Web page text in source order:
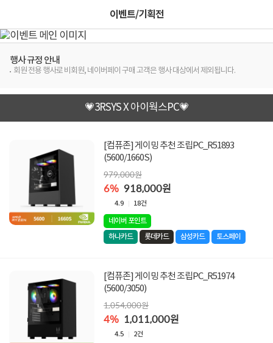
이벤트/기획전
행사 규정 안내
회원 전용 행사로 비회원, 네이버페이 구매 고객은 행사 대상에서 제외됩니다.
💗3RSYS X 아이웍스PC💗
[컴퓨존] 게이밍 추천 조립PC_R51893
(5600/1660S)
979,000원
6% 918,000원
4.9 18건
네이버 포인트
하나카드
롯데카드 삼성카드 토스페이
[컴퓨존] 게이밍 추천 조립PC_R51974
(5600/3050)
1,054,000원
4% 1,011,000원
4.5 2건